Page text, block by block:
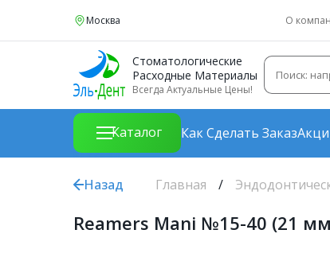
Москва О
Стоматологические
Расходные Материалы
Всегда Актуальные Цены!
Каталог Как Сделать Заказ
Назад Главная
Reamers Mani №15-40 (21